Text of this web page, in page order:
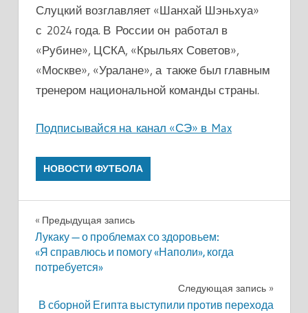
Слуцкий возглавляет «Шанхай Шэньхуа»
с 2024 года. В России он работал в
«Рубине», ЦСКА, «Крыльях Советов»,
«Москве», «Уралане», а также был главным
тренером национальной команды страны.
Подписывайся на канал «СЭ» в Max
НОВОСТИ ФУТБОЛА
Навигация
по
записям
Предыдущая запись
Лукаку — о проблемах со здоровьем:
«Я справлюсь и помогу «Наполи», когда
потребуется»
Следующая запись
В сборной Египта выступили против перехода